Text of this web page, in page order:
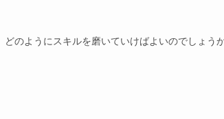
のようにスキルを磨いていけばよいのでしょう